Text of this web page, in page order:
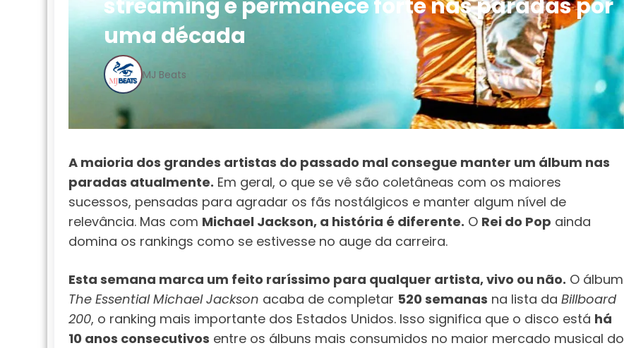
streaming e permanece forte nas paradas por
uma década
MJ Beats
A maioria dos grandes artistas do passado mal consegue manter um álbum nas
paradas atualmente. Em geral, o que se vê são coletâneas com os maiores
sucessos, pensadas para agradar os fãs nostálgicos e manter algum nível de
relevância. Mas com Michael Jackson, a história é diferente. O Rei do Pop ainda
domina os rankings como se estivesse no auge da carreira.
Esta semana marca um feito raríssimo para qualquer artista, vivo ou não. O álbum
The Essential Michael Jackson acaba de completar 520 semanas na lista da Billboard
200, o ranking mais importante dos Estados Unidos. Isso significa que o disco está há
10 anos consecutivos entre os álbuns mais consumidos no maior mercado musical do